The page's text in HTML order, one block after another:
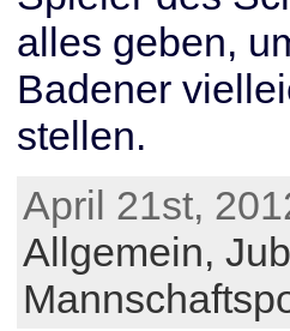
alles geben,
Badener
stellen.
April 21st,
Allgemein,